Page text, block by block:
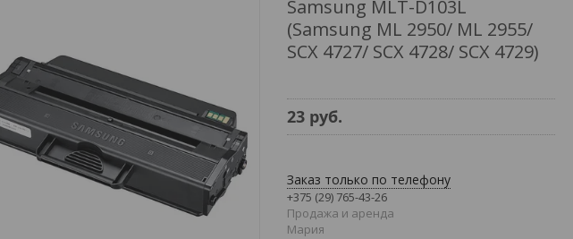
Samsung MLT-D103L
(Samsung ML 2950/ ML 2955/
SCX 4727/ SCX 4728/ SCX 4729)
23 руб.
Заказ только по телефону
+375 (29) 765-43-26
Продажа и аренда
Мария